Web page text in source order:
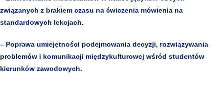
związanych z brakiem czasu na ćwiczenia mówienia na
standardowych lekcjach.
– Poprawa umiejętności podejmowania decyzji, rozwiązywania
problemów i komunikacji międzykulturowej wśród studentów
kierunków zawodowych.